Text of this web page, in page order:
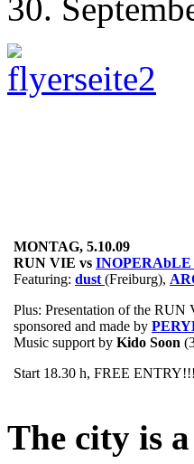
30.
MONTAG, 5.10.09
RUN VIE vs INOPERAbLE
Featuring: dust (Freiburg),
Plus: Presentation of the
sponsored and made by
Music support by Kido Soon
Start 18.30 h, FREE ENTRY!!!
The city is